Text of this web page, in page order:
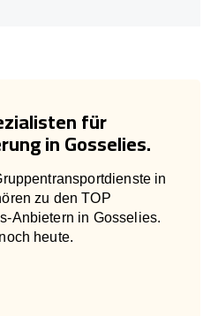
für
in Gosselies.
in
zu den TOP
Anbietern in Gosselies.
heute.